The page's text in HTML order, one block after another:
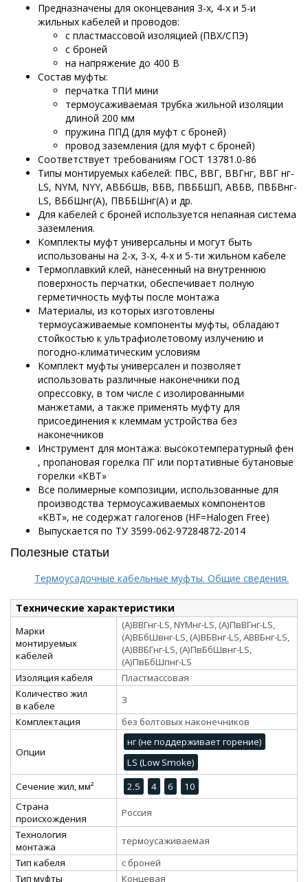
Предназначены для оконцевания 3-х, 4-х и 5-и
жильных кабелей и проводов:
с пластмассовой изоляцией (ПВХ/СПЭ)
с броней
на напряжение до 400 В
Состав муфты:
перчатка ТПИ мини
термоусаживаемая трубка жильной изоляции
длиной 200 мм
пружина ППД (для муфт с броней)
провод заземления (для муфт с броней)
Соответствует требованиям ГОСТ 13781.0-86
Типы монтируемых кабелей: ПВС, ВВГ, ВВГнг, ВВГ нг-
LS, NYM, NYY, АВБбШв, ВБВ, ПВББШП, АВБВ, ПВБВнг-
LS, ВБбШнг(А), ПВББШнг(А) и др.
Для кабелей с броней используется непаяная система
заземления.
Комплекты муфт универсальны и могут быть
использованы на 2-х, 3-х, 4-х и 5-ти жильном кабеле
Термоплавкий клей, нанесенный на внутреннюю
поверхность перчатки, обеспечивает полную
герметичность муфты после монтажа
Материалы, из которых изготовлены
термоусаживаемые компоненты муфты, обладают
стойкостью к ультрафиолетовому излучению и
погодно-климатическим условиям
Комплект муфты универсален и позволяет
использовать различные наконечники под
опрессовку, в том числе с изолированными
манжетами, а также применять муфту для
присоединения к клеммам устройства без
наконечников
Инструмент для монтажа: высокотемпературный фен
, пропановая горелка ПГ или портативные бутановые
горелки «КВТ»
Все полимерные композиции, использованные для
производства термоусаживаемых компонентов
«КВТ», не содержат галогенов (HF=Halogen Free)
Выпускается по ТУ 3599-062-97284872-2014
Полезные статьи
Термоусадочные кабельные муфты. Общие сведения.
Технические характеристики
Марки
монтируемых
кабелей
(А)ВВГнг-LS, NYMнг-LS, (А)ПвВГнг-LS,
(А)ВБбШвнг-LS, (А)ВБВнг-LS, АВВБнг-LS,
(А)ВВБГнг-LS, (А)ПвБбШвнг-LS,
(А)ПвБбШпнг-LS
Изоляция кабеля
Пластмассовая
Количество жил
в кабеле
3
Комплектация
без болтовых наконечников
Опции
нг (не поддерживает горение)
LS (Low Smoke)
Сечение жил, мм²
2.5 4 6
10
Страна
происхождения
Россия
Технология
монтажа
термоусаживаемая
Тип кабеля
с броней
Тип муфты
Концевая